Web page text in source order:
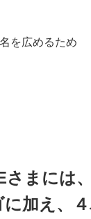
を広めるため
さまには
加え、